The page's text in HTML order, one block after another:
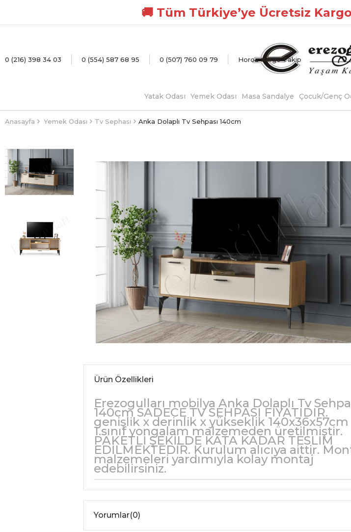
🚚 Tüm Türkiye’ye Ücretsiz
0 (216) 398 34 03 0 (554) 587 68 95 0 (507) 760 09 79 Horoz Kargo Takip
Yatak Odası Yemek Odası Masa Sandalye Çocuk/Genç
Anasayfa Yemek Odası Tv Sephası Anka Dolaplı Tv Sehpası 140cm
Ürün Özellikleri
Erezogulları mobilya Anka Dolaplı Tv
140cm SADECE TV SEHPASI FİYATIDIR.
genişlik x derinlik x yükseklik 140x36x57cm
1.sınıf yongalam malzemeden üretilmiştir.
PAKETLİ ŞEKİLDE KATA KADAR TESLİM
EDİLMEKTEDİR. Kurulum alıcıya aittir.
malzemeleri yardımıyla kolay montaj
edebilirsiniz.
Yorumlar(0)